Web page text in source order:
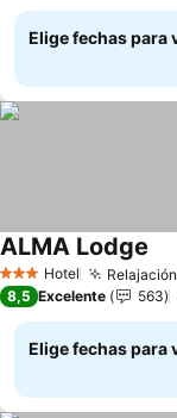
Elige fechas para
3 Estrellas
Hotel
ALMA Lodge
8,5 Excelente 563
Elige fechas para